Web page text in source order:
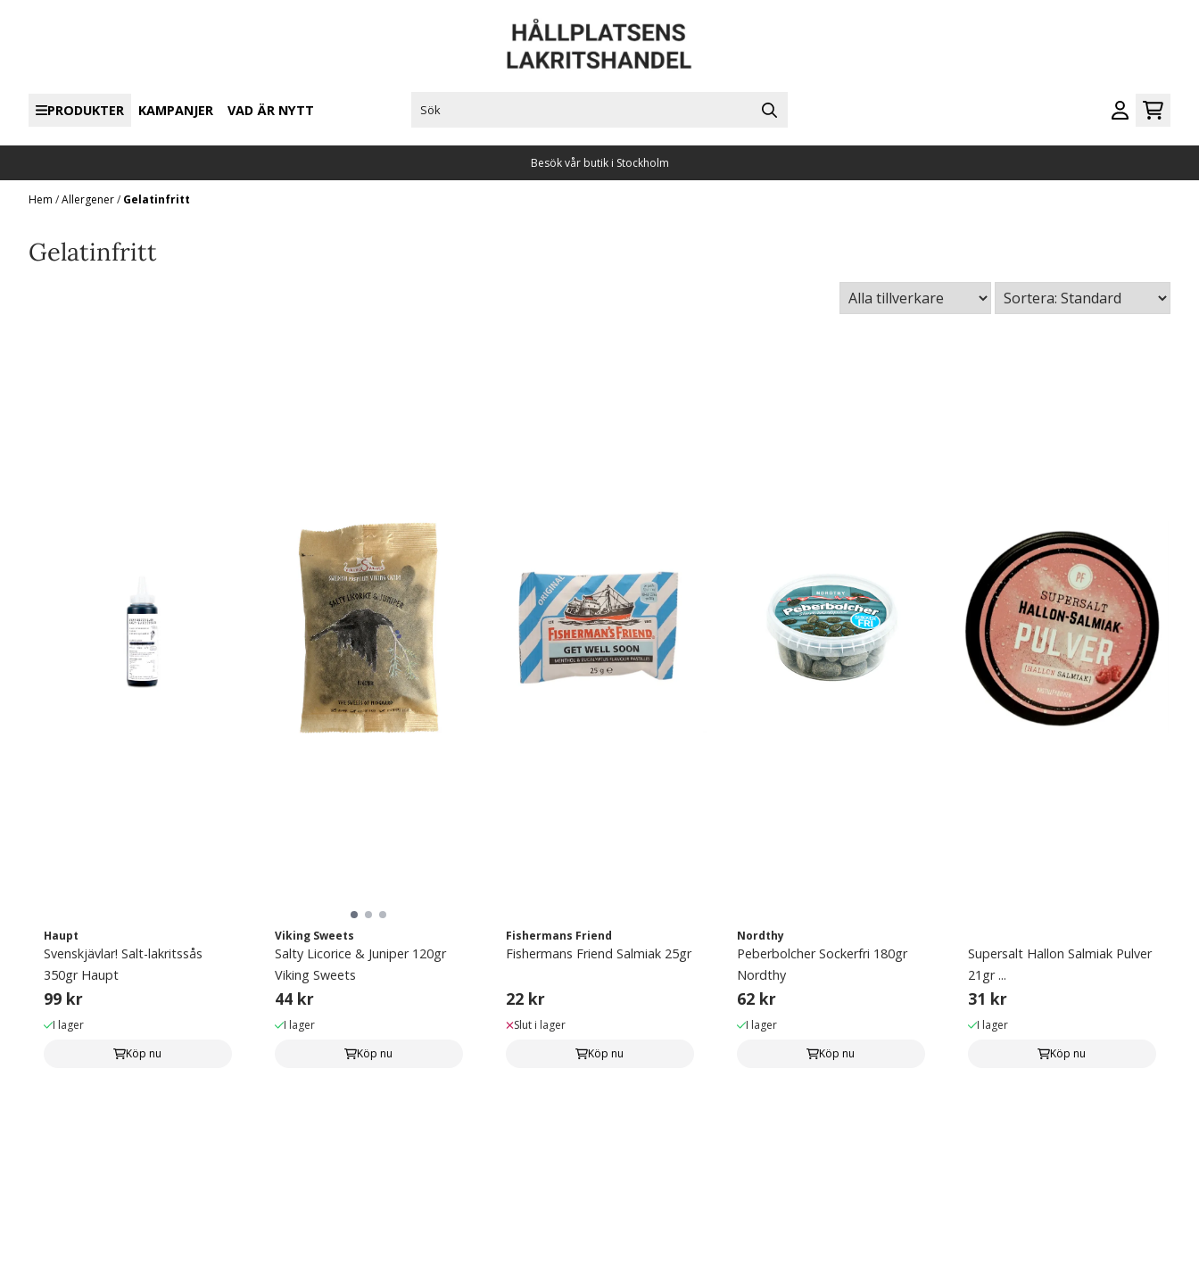
PRODUKTER KAMPANJER VAD ÄR NYTT
Besök vår butik i Stockholm
Hem /Allergener/ Gelatinfritt
Gelatinfritt
Haupt
Svenskjävlar! Salt-lakritssås
350gr Haupt
99 kr
I lager
Köp nu
Viking Sweets
Salty Licorice & Juniper 120gr
Viking Sweets
44 kr
I lager
Köp nu
Fishermans Friend
Fishermans Friend Salmiak 25gr
22 kr
Slut i lager
Köp nu
Nordthy
Peberbolcher Sockerfri 180gr
Nordthy
62 kr
I lager
Köp nu
Supersalt Hallon Salmiak Pulver
21gr ...
31 kr
I lager
Köp nu